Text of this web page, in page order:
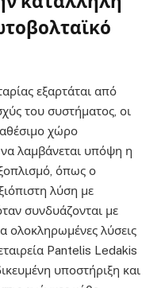
εξαρτάται από
του συστήματος, οι
χώρο
να λαμβάνεται υπόψη η
όπως ο
λύση με
συνδυάζονται με
ολοκληρωμένες λύσεις
Pantelis Ledakis
υποστήριξη και